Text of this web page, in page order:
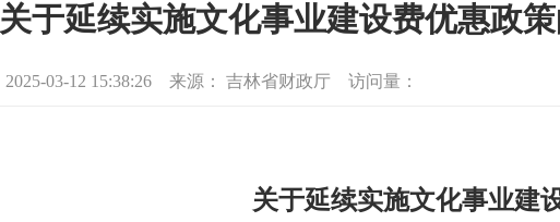
关于延续实施文化事业建设费优惠政策
2025-03-12 15:38:26 来源： 吉林省财政厅 访问量：
关于延续实施文化事业建